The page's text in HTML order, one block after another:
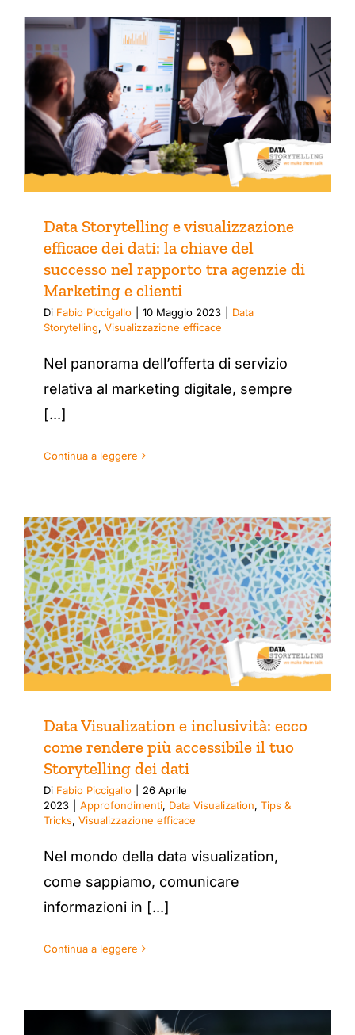
Data Storytelling e visualizzazione
efficace dei dati: la chiave del
successo nel rapporto tra agenzie di
Marketing e clienti
Di Fabio Piccigallo 10 Maggio 2023
Data
Storytelling, Visualizzazione efficace
Nel panorama dell’offerta di servizio
relativa al marketing digitale, sempre
[...]
Continua a leggere
Data Visualization e inclusività: ecco
come rendere più accessibile il tuo
Storytelling dei dati
Di Fabio Piccigallo
26 Aprile
2023
Approfondimenti, Data Visualization, Tips &
Tricks, Visualizzazione efficace
Nel mondo della data visualization,
come sappiamo, comunicare
informazioni in [...]
Continua a leggere